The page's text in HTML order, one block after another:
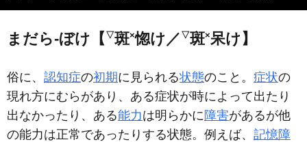
まだら‐ぼけ【 ▽斑×惚け／ ▽斑×呆け】
俗に、 認知症の初期に見られる状態のこと。 症状の
現れ方にむらがあり、ある症状が時によって出たり
出なかったり、ある能力は明らかに障害があるが他
の能力は正常であったりする状態。例えば、 記憶障